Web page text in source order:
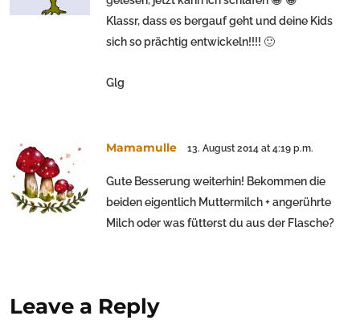
Klassr, dass es bergauf geht und deine Kids
sich so prächtig entwickeln!!!! 🙂
Glg
Mamamulle 13. August 2014 at 4:19 p.m.
Gute Besserung weiterhin! Bekommen die
beiden eigentlich Muttermilch + angerührte
Milch oder was fütterst du aus der Flasche?
Leave a Reply